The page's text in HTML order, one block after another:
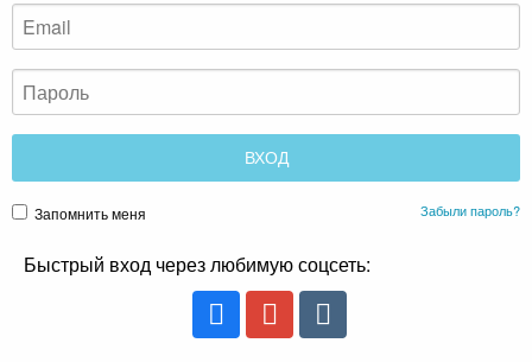
Запомнить меня Забыли пароль?
Быстрый вход через любимую соцсеть: